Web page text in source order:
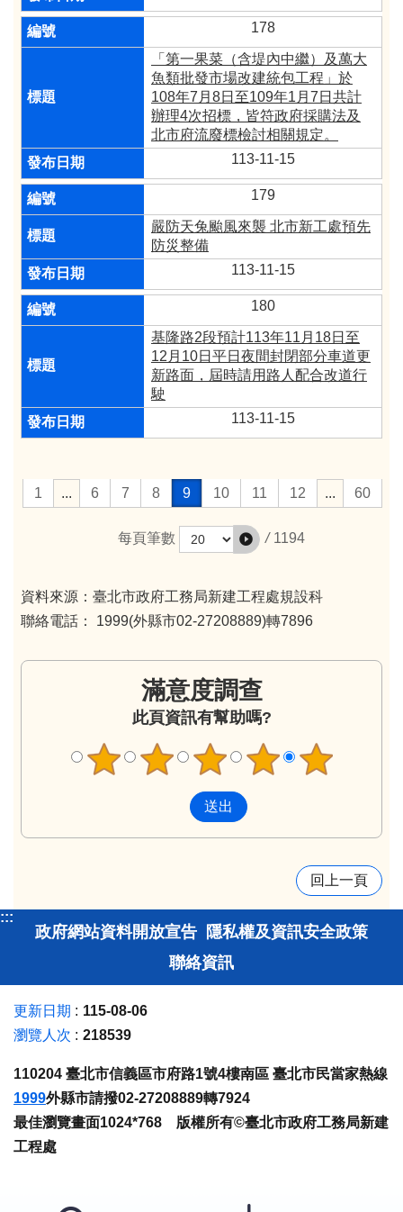
178
「第一果菜（含堤內中繼）及萬大
魚類批發市場改建統包工程」於
108年7月8日至109年1月7日共計
辦理4次招標，皆符政府採購法及
北市府流廢標檢討相關規定。
113-11-15
179
嚴防天兔颱風來襲 北市新工處預先
防災整備
113-11-15
180
基隆路2段預計113年11月18日至
12月10日平日夜間封閉部分車道更
新路面，屆時請用路人配合改道行
駛
113-11-15
1 ... 6 7 8 9 10 11 12 ... 60
每頁筆數 / 1194
資料來源：臺北市政府工務局新建工程處規設科
聯絡電話： 1999(外縣市02-27208889)轉7896
滿意度調查
此頁資訊有幫助嗎?
回上一頁
:::
政府網站資料開放宣告 隱私權及資訊安全政策
聯絡資訊
更新日期
115-08-06
瀏覽人次
218539
110204 臺北市信義區市府路1號4樓南區 臺北市民當家熱線
1999外縣市請撥02-27208889轉7924
最佳瀏覽畫面1024*768 版權所有©臺北市政府工務局新建
工程處